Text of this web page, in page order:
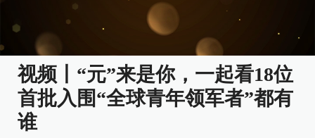
视频丨“元”来是你，一起看18位
首批入围“全球青年领军者”都有
谁